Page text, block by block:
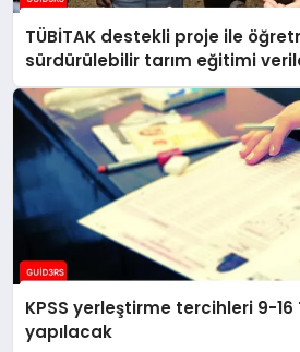
TÜBİTAK destekli proje ile
sürdürülebilir tarım eğitimi
KPSS yerleştirme tercihleri 9-16
yapılacak